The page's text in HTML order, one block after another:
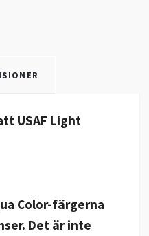
USAF Light
Color-färgerna
Det är inte